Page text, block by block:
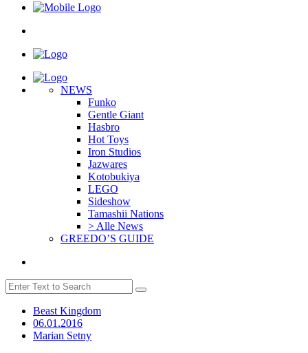
NEWS
Funko
Gentle Giant
Hasbro
Hot Toys
Iron Studios
Jazwares
Kotobukiya
LEGO
Sideshow
Tamashii Nations
> Alle News
GREEDO’S GUIDE
Beast Kingdom
06.01.2016
Marian Setny